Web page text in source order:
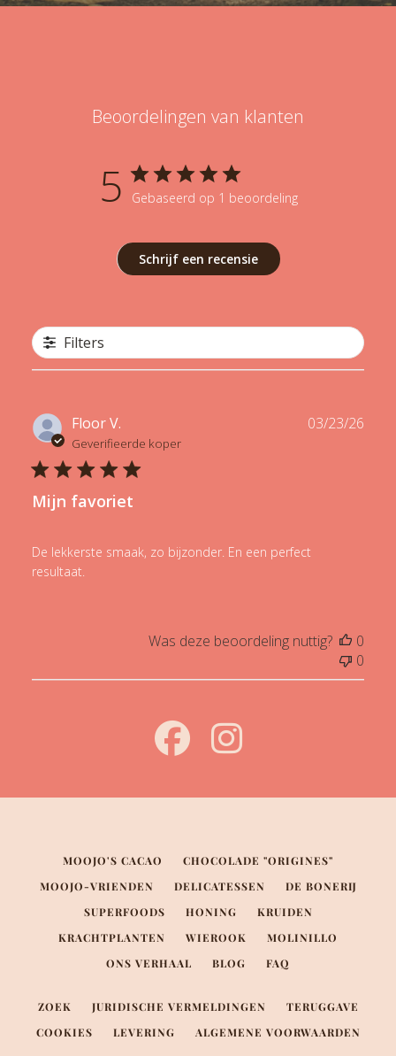
Beoordelingen van klanten
5 Gebaseerd op 1 beoordeling
Schrijf een recensie
Filters
Floor V.
Geverifieerde koper
Mijn favoriet
De lekkerste smaak, zo bijzonder. En een perfect
resultaat.
03/23/26
Was deze beoordeling nuttig?
0
0
MOOJO'S CACAO
CHOCOLADE "ORIGINES"
MOOJO-VRIENDEN
DELICATESSEN
DE BONERIJ
SUPERFOODS
HONING
KRUIDEN
KRACHTPLANTEN
WIEROOK
MOLINILLO
ONS VERHAAL
BLOG FAQ
ZOEK JURIDISCHE VERMELDINGEN
TERUGGAVE
COOKIES
LEVERING ALGEMENE VOORWAARDEN